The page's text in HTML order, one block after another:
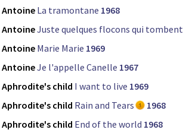
Antoine La tramontane 1968
AntoineJuste quelques flocons qui tombent
Antoine Marie Marie 1969
AntoineJe l'appelle Canelle 1967
Aphrodite's child I want to live 1969
Aphrodite's child Rain and Tears
1968
Aphrodite's child End of the world 1968